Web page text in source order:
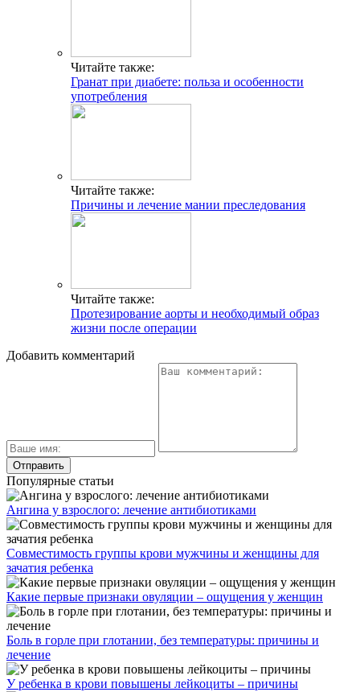
Читайте также:
Гранат при диабете: польза и особенности
употребления
Читайте также:
Причины и лечение мании преследования
Читайте также:
Протезирование аорты и необходимый образ
жизни после операции
Добавить комментарий
Популярные статьи
Ангина у взрослого: лечение антибиотиками
Совместимость группы крови мужчины и женщины для
зачатия ребенка
Какие первые признаки овуляции – ощущения у женщин
Боль в горле при глотании, без температуры: причины и
лечение
У ребенка в крови повышены лейкоциты – причины